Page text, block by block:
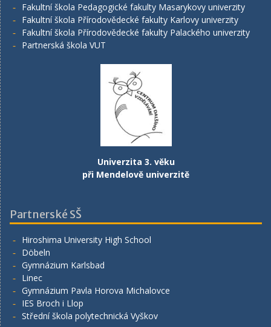
Fakultní škola Pedagogické fakulty Masarykovy univerzity
Fakultní škola Přírodovědecké fakulty Karlovy univerzity
Fakultní škola Přírodovědecké fakulty Palackého univerzity
Partnerská škola VUT
Univerzita 3. věku
při Mendelově univerzitě
Partnerské SŠ
Hiroshima University High School
Döbeln
Gymnázium Karlsbad
Linec
Gymnázium Pavla Horova Michalovce
IES Broch i Llop
Střední škola polytechnická Vyškov